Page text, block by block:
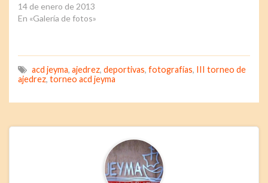
14 de enero de 2013
En «Galería de fotos»
acd jeyma, ajedrez, deportivas, fotografías, III torneo de
ajedrez, torneo acd jeyma